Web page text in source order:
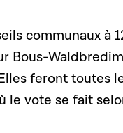
communaux à
Bous-
feront toutes
le vote se fait